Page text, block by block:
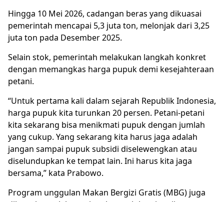
Hingga 10 Mei 2026, cadangan beras yang dikuasai
pemerintah mencapai 5,3 juta ton, melonjak dari 3,25
juta ton pada Desember 2025.
Selain stok, pemerintah melakukan langkah konkret
dengan memangkas harga pupuk demi kesejahteraan
petani.
“Untuk pertama kali dalam sejarah Republik Indonesia,
harga pupuk kita turunkan 20 persen. Petani-petani
kita sekarang bisa menikmati pupuk dengan jumlah
yang cukup. Yang sekarang kita harus jaga adalah
jangan sampai pupuk subsidi diselewengkan atau
diselundupkan ke tempat lain. Ini harus kita jaga
bersama,” kata Prabowo.
Program unggulan Makan Bergizi Gratis (MBG) juga